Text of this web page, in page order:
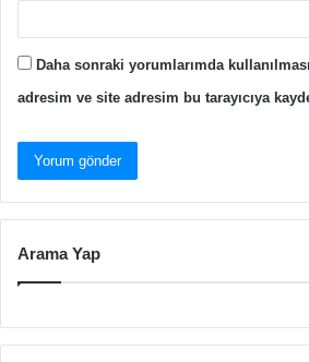
Daha sonraki yorumlarımda
adresim ve site adresim bu tarayıcıya
Arama Yap